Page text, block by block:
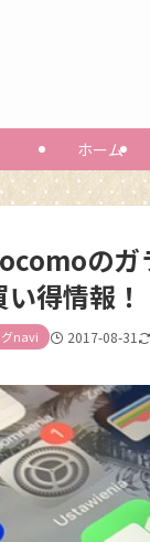
ホーム
のガ
い得情報
navi 2017-08-31